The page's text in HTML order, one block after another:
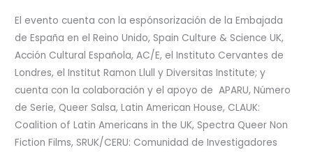
El evento cuenta con la espónsorización de la Embajada
de España en el Reino Unido, Spain Culture & Science UK,
Acción Cultural Española, AC/E, el Instituto Cervantes de
Londres, el Institut Ramon Llull y Diversitas Institute; y
cuenta con la colaboración y el apoyo de APARU, Número
de Serie, Queer Salsa, Latin American House, CLAUK:
Coalition of Latin Americans in the UK, Spectra Queer Non
Fiction Films, SRUK/CERU: Comunidad de Investigadores